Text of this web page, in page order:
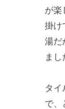
が楽
掛け
湯だ
まし
タイ
で、